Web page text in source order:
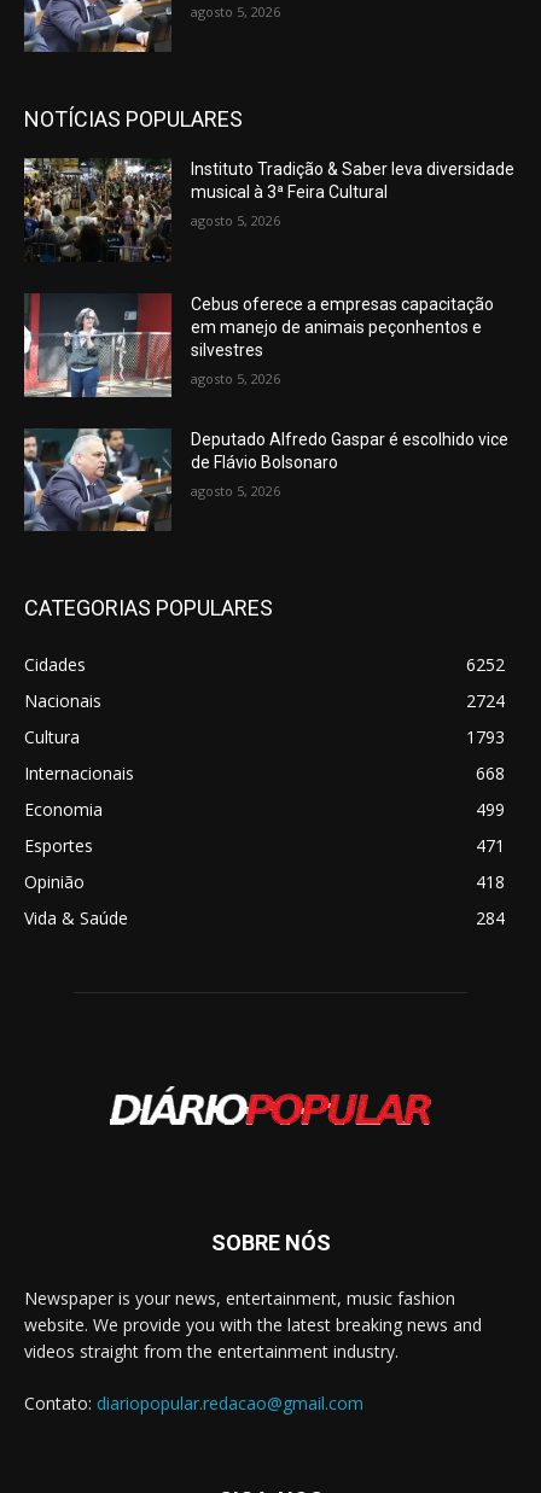
agosto 5, 2026
NOTÍCIAS POPULARES
Instituto Tradição & Saber leva diversidade
musical à 3ª Feira Cultural
agosto 5, 2026
Cebus oferece a empresas capacitação
em manejo de animais peçonhentos e
silvestres
agosto 5, 2026
Deputado Alfredo Gaspar é escolhido vice
de Flávio Bolsonaro
agosto 5, 2026
CATEGORIAS POPULARES
Cidades
6252
Nacionais
2724
Cultura
1793
Internacionais
668
Economia
499
Esportes
471
Opinião
418
Vida & Saúde
284
SOBRE NÓS
Newspaper is your news, entertainment, music fashion
website. We provide you with the latest breaking news and
videos straight from the entertainment industry.
Contato: diariopopular.redacao@gmail.com